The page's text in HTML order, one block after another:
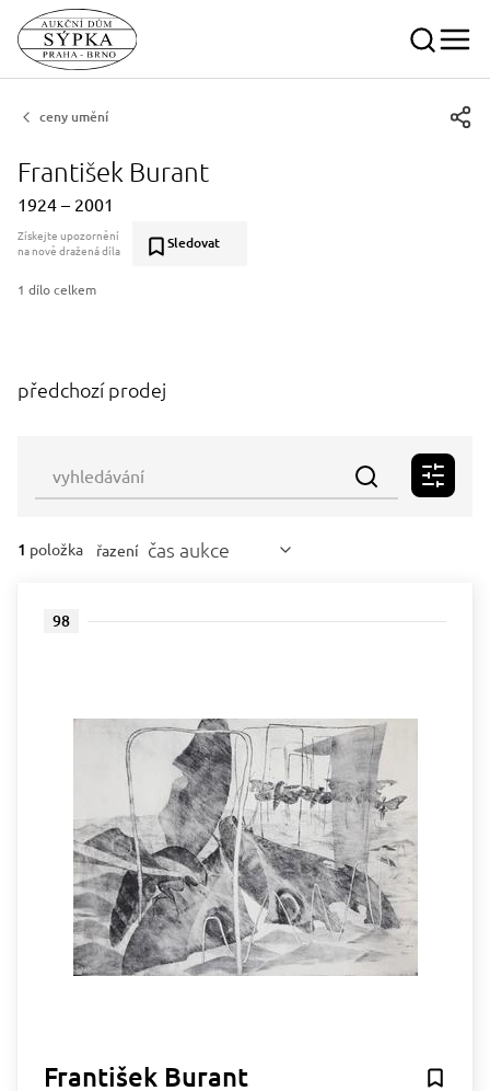
ceny umění
František Burant
1924 – 2001
Získejte upozornění
na nově dražená díla
Sledovat
1 dílo celkem
předchozí prodej
1 položka řazení čas aukce
98
František Burant